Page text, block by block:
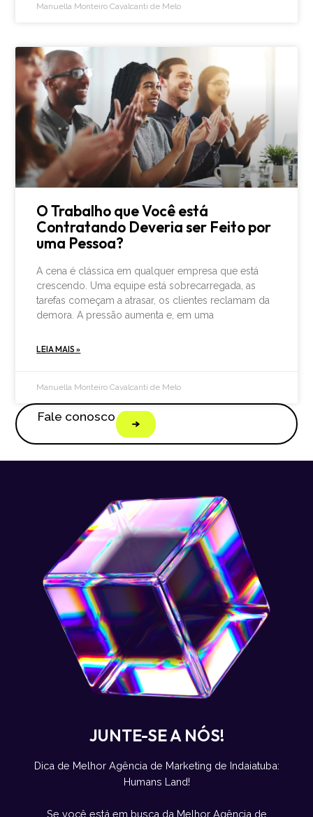
Manuella Monteiro Cavalcanti de Melo
O Trabalho que Você está
Contratando Deveria ser Feito por
uma Pessoa?
A cena é clássica em qualquer empresa que está
crescendo. Uma equipe está sobrecarregada, as
tarefas começam a atrasar, os clientes reclamam da
demora. A pressão aumenta e, em uma
LEIA MAIS »
Manuella Monteiro Cavalcanti de Melo
Fale conosco
JUNTE-SE A NÓS!
Dica de Melhor Agência de Marketing de Indaiatuba:
Humans Land!
Se você está em busca da Melhor Agência de